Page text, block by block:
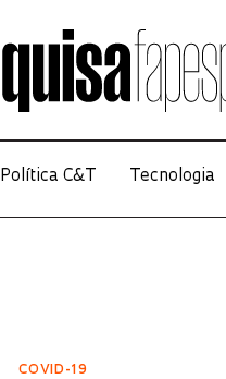
Política C&T Tecnologia
COVID-19